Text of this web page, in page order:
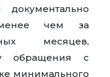
чем за
месяцев,
обращения с
минимального